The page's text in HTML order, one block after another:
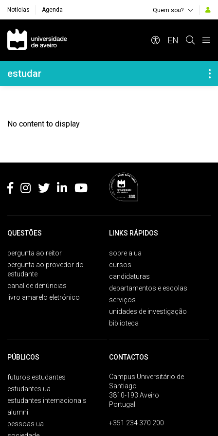
Notícias Agenda Quem sou?
Navegação Principal
EN
Navegação Lateral
estudar
No content to display
QUESTÕES
pergunta ao reitor
pergunta ao provedor do
estudante
canal de denúncias
livro amarelo eletrónico
LINKS RÁPIDOS
sobre a ua
cursos
candidaturas
departamentos e escolas
serviços
unidades de investigação
biblioteca
PÚBLICOS
futuros estudantes
estudantes ua
estudantes internacionais
alumni
pessoas ua
CONTACTOS
Campus Universitário de
Santiago
3810-193 Aveiro
Portugal
+351 234 370 200